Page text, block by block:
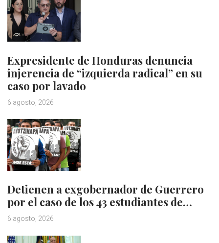
Expresidente de Honduras denuncia
injerencia de “izquierda radical” en su
caso por lavado
6 agosto, 2026
Detienen a exgobernador de Guerrero
por el caso de los 43 estudiantes de…
6 agosto, 2026